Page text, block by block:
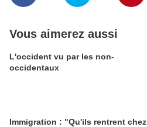
Vous aimerez aussi
L'occident vu par les non-
occidentaux
Immigration : "Qu'ils rentrent chez